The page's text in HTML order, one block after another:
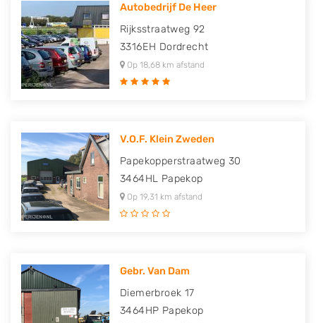
Autobedrijf De Heer
Rijksstraatweg 92
3316EH Dordrecht
Op 18,68 km afstand
V.O.F. Klein Zweden
Papekopperstraatweg 30
3464HL Papekop
Op 19,31 km afstand
Gebr. Van Dam
Diemerbroek 17
3464HP Papekop